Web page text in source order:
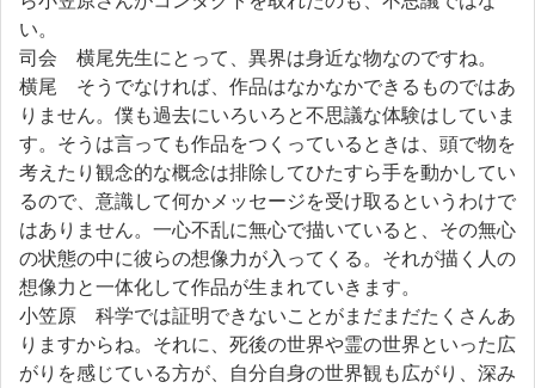
い。
司会 横尾先生にとって、異界は身近な物なのですね。
横尾 そうでなければ、作品はなかなかできるものではあ
りません。僕も過去にいろいろと不思議な体験はしていま
す。そうは言っても作品をつくっているときは、頭で物を
考えたり観念的な概念は排除してひたすら手を動かしてい
るので、意識して何かメッセージを受け取るというわけで
はありません。一心不乱に無心で描いていると、その無心
の状態の中に彼らの想像力が入ってくる。それが描く人の
想像力と一体化して作品が生まれていきます。
小笠原 科学では証明できないことがまだまだたくさんあ
りますからね。それに、死後の世界や霊の世界といった広
がりを感じている方が、自分自身の世界観も広がり、深み